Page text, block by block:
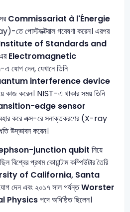
Commissariat à l'Énergie
পোস্টডক্টরাল গবেষণা করেন। এরপর
of Standards and
Electromagnetic
-এ যোগ দেন, যেখানে তিনি
interference device
কাজ করেন। NIST-এ থাকার সময় তিনি
edge sensor
করে এক্স-রে সনাক্তকরণের (X-ray
উদ্ভাবন করেন।
junction qubit নিয়ে
বিশ্বের প্রথম কোয়ান্টাম কম্পিউটার তৈরি
of California, Santa
দেন এবং ২০১৭ সাল পর্যন্তWorster
Physicsপদে অধিষ্ঠিত ছিলেন।